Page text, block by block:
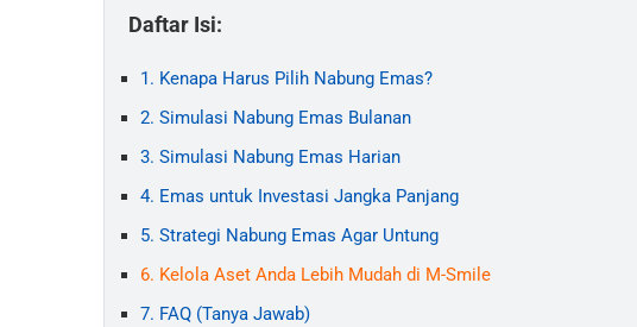
Daftar Isi:
1. Kenapa Harus Pilih Nabung Emas?
2. Simulasi Nabung Emas Bulanan
3. Simulasi Nabung Emas Harian
4. Emas untuk Investasi Jangka Panjang
5. Strategi Nabung Emas Agar Untung
6. Kelola Aset Anda Lebih Mudah di M-Smile
7. FAQ (Tanya Jawab)